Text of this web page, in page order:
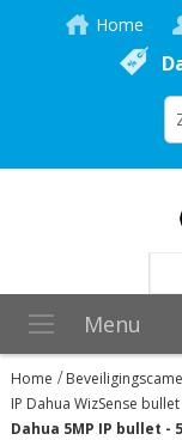
Home
Menu
Home
IP Dahua WizSense
Dahua 5MP IP bullet -